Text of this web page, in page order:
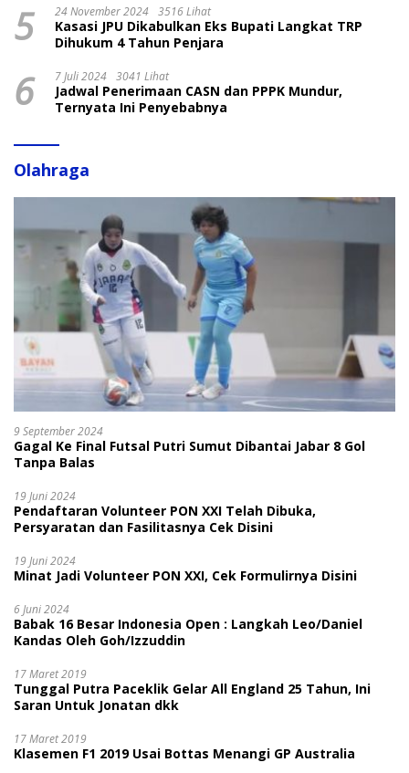
5 24 November 2024 3516 Lihat
Kasasi JPU Dikabulkan Eks Bupati Langkat TRP
Dihukum 4 Tahun Penjara
6 7 Juli 2024 3041 Lihat
Jadwal Penerimaan CASN dan PPPK Mundur,
Ternyata Ini Penyebabnya
Olahraga
9 September 2024
Gagal Ke Final Futsal Putri Sumut Dibantai Jabar 8 Gol
Tanpa Balas
19 Juni 2024
Pendaftaran Volunteer PON XXI Telah Dibuka,
Persyaratan dan Fasilitasnya Cek Disini
19 Juni 2024
Minat Jadi Volunteer PON XXI, Cek Formulirnya Disini
6 Juni 2024
Babak 16 Besar Indonesia Open : Langkah Leo/Daniel
Kandas Oleh Goh/Izzuddin
17 Maret 2019
Tunggal Putra Paceklik Gelar All England 25 Tahun, Ini
Saran Untuk Jonatan dkk
17 Maret 2019
Klasemen F1 2019 Usai Bottas Menangi GP Australia